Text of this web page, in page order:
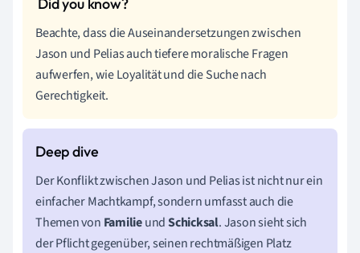
Beachte, dass die Auseinandersetzungen zwischen
Jason und Pelias auch tiefere moralische Fragen
aufwerfen, wie Loyalität und die Suche nach
Gerechtigkeit.
Der Konflikt zwischen Jason und Pelias ist nicht nur ein
einfacher Machtkampf, sondern umfasst auch die
Themen von FamilieundSchicksal. Jason sieht sich
der Pflicht gegenüber, seinen rechtmäßigen Platz